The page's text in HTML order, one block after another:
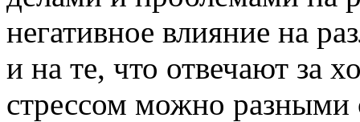
негативное влияние на
и на те, что отвечают за
стрессом можно разными